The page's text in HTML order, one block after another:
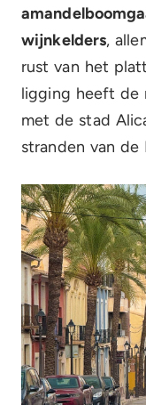
wijnkelders,
rust van het
ligging heeft de
met de stad
stranden van de